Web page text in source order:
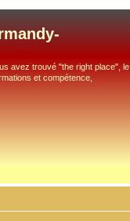
avez trouvé "the right place", le
et compétence,